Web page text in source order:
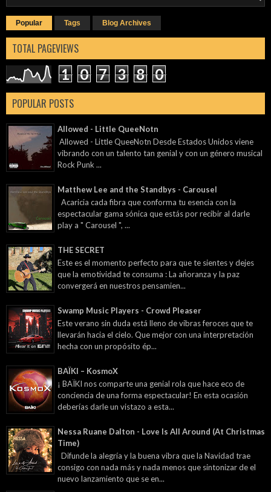
Popular Tags Blog Archives
TOTAL PAGEVIEWS
1 0 7 3 8 0
POPULAR POSTS
Allowed - Little QueeNotn
Allowed - Little QueeNotn Desde Estados Unidos viene
vibrando con un talento tan genial y con un género musical
Rock Punk ...
Matthew Lee and the Standbys - Carousel
Acaricia cada fibra que conforma tu esencia con la
espectacular gama sónica que estás por recibir al darle
play a " Carousel ", ...
THE SECRET
Este es el momento perfecto para que te sientes y dejes
que la emotividad te consuma : La añoranza y la paz
convergerá en nuestros pensamien...
Swamp Music Players - Crowd Pleaser
Este verano sin duda está lleno de vibras feroces que te
llevarán hacia el cielo. Que mejor con una interpretación
hecha con un propósito ép...
BAÏKI – KosmoX
¡ BAÏKI nos comparte una genial rola que hace eco de
conciencia de una forma espectacular! En esta ocasión
deberías darle un vistazo a esta...
Nessa Ruane Dalton - Love Is All Around (At Christmas
Time)
Difunde la alegría y la buena vibra que la Navidad trae
consigo con nada más y nada menos que sintonizar de el
nuevo lanzamiento que se en...